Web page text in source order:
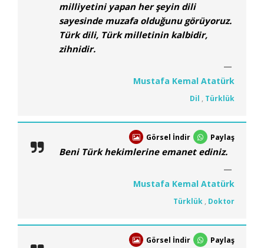
milliyetini yapan her şeyin dili
sayesinde muzafa olduğunu görüyoruz.
Türk dili, Türk milletinin kalbidir,
zihnidir.
Mustafa Kemal Atatürk
Dil , Türklük
Görsel İndir Paylaş
Beni Türk hekimlerine emanet ediniz.
Mustafa Kemal Atatürk
Türklük , Doktor
Görsel İndir Paylaş